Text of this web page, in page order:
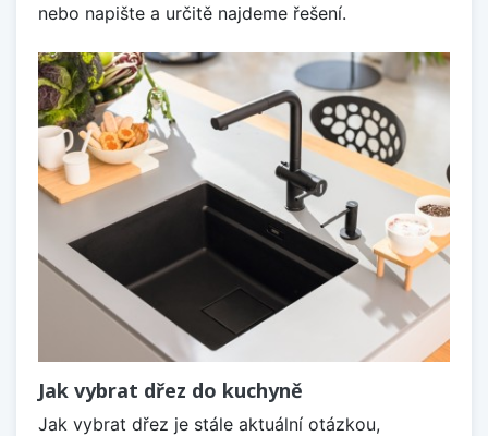
nebo napište a určitě najdeme řešení.
Jak vybrat dřez do kuchyně
Jak vybrat dřez je stále aktuální otázkou,